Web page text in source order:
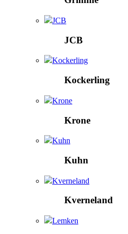
JCB
JCB
Kockerling
Kockerling
Krone
Krone
Kuhn
Kuhn
Kverneland
Kverneland
Lemken